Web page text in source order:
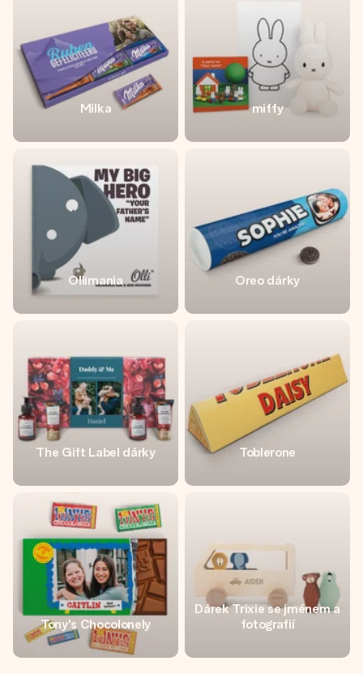
Milka miffy
Ollimania Oreo dárky
The Gift Label dárky Toblerone
Tony's Chocolonely
Dárek Trixie se jménem a
fotografií